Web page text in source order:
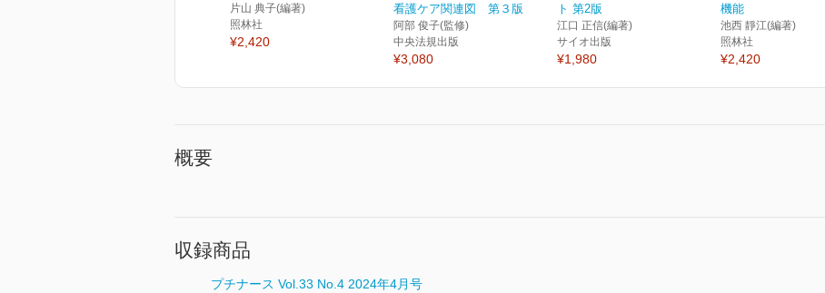
片山 典子(編著)
照林社
¥2,420
看護ケア関連図 第３版
阿部 俊子(監修)
中央法規出版
¥3,080
ト 第2版
江口 正信(編著)
サイオ出版
¥1,980
機能
池西 靜江(編著)
照林社
¥2,420
概要
収録商品
プチナース Vol.33 No.4 2024年4月号